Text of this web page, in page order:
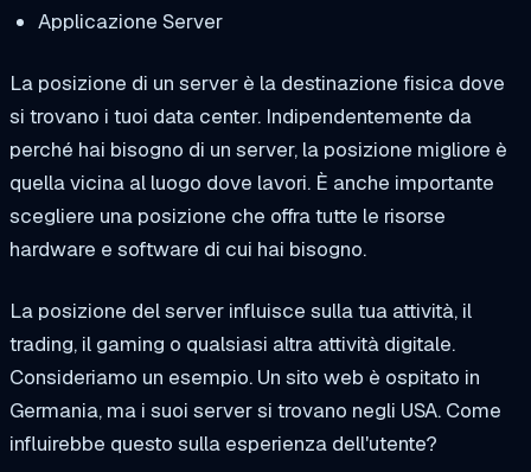
Applicazione Server
La posizione di un server è la destinazione fisica dove
si trovano i tuoi data center. Indipendentemente da
perché hai bisogno di un server, la posizione migliore è
quella vicina al luogo dove lavori. È anche importante
scegliere una posizione che offra tutte le risorse
hardware e software di cui hai bisogno.
La posizione del server influisce sulla tua attività, il
trading, il gaming o qualsiasi altra attività digitale.
Consideriamo un esempio. Un sito web è ospitato in
Germania, ma i suoi server si trovano negli USA. Come
influirebbe questo sulla esperienza dell'utente?